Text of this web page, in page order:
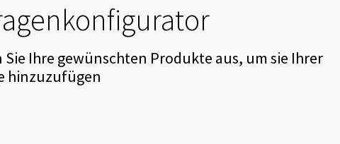
Sie Ihre gewünschten Produkte aus, um sie Ihrer
hinzuzufügen